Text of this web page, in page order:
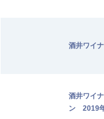
酒井ワイ
酒井ワイ
ン 2019